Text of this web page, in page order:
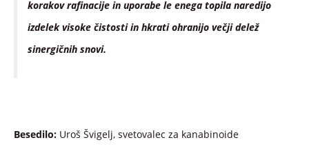
korakov rafinacije in uporabe le enega topila naredijo
izdelek visoke čistosti in hkrati ohranijo večji delež
sinergičnih snovi.
Besedilo: Uroš Švigelj, svetovalec za kanabinoide